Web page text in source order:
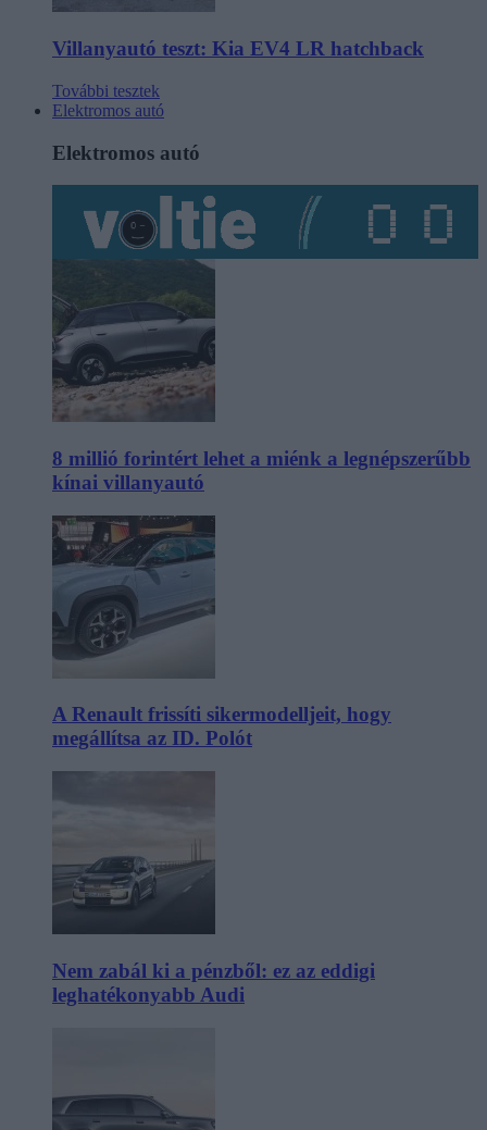
Villanyautó teszt: Kia EV4 LR hatchback
További tesztek
Elektromos autó
Elektromos autó
8 millió forintért lehet a miénk a legnépszerűbb
kínai villanyautó
A Renault frissíti sikermodelljeit, hogy
megállítsa az ID. Polót
Nem zabál ki a pénzből: ez az eddigi
leghatékonyabb Audi